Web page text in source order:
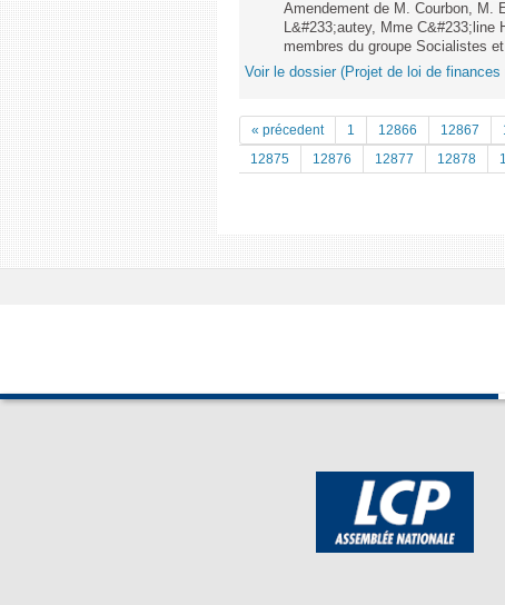
Amendement de M. Courbon, M.
L&#233;autey, Mme
membres du groupe Socialistes
Voir le dossier (Projet de loi de finances
« précedent 1 12866 12867
12875
12876 12877 12878